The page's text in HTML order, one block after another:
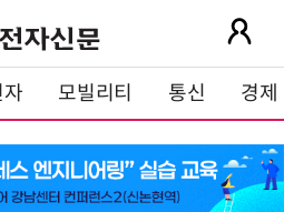
자 모빌리티 통신 경제